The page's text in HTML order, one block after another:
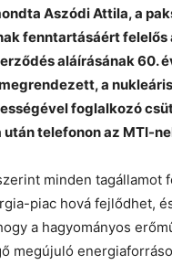
Aszódi Attila, a
fenntartásáért felelős
aláírásának 60.
a
foglalkozó
telefonon az MTI-
minden tagállamot
piac hová fejlődhet,
a hagyományos
megújuló
segíthetek ma?